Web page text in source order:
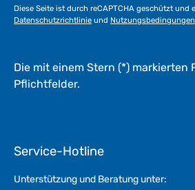
Diese Seite ist durch reCAPTCHA geschützt und
Datenschutzrichtlinie und Nutzungsbedingungen
Die mit einem Stern (*) markierten
Pflichtfelder.
Service-Hotline
Unterstützung und Beratung unter: